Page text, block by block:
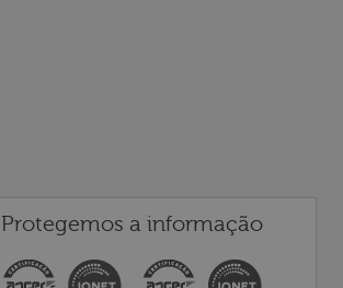
Protegemos a informação